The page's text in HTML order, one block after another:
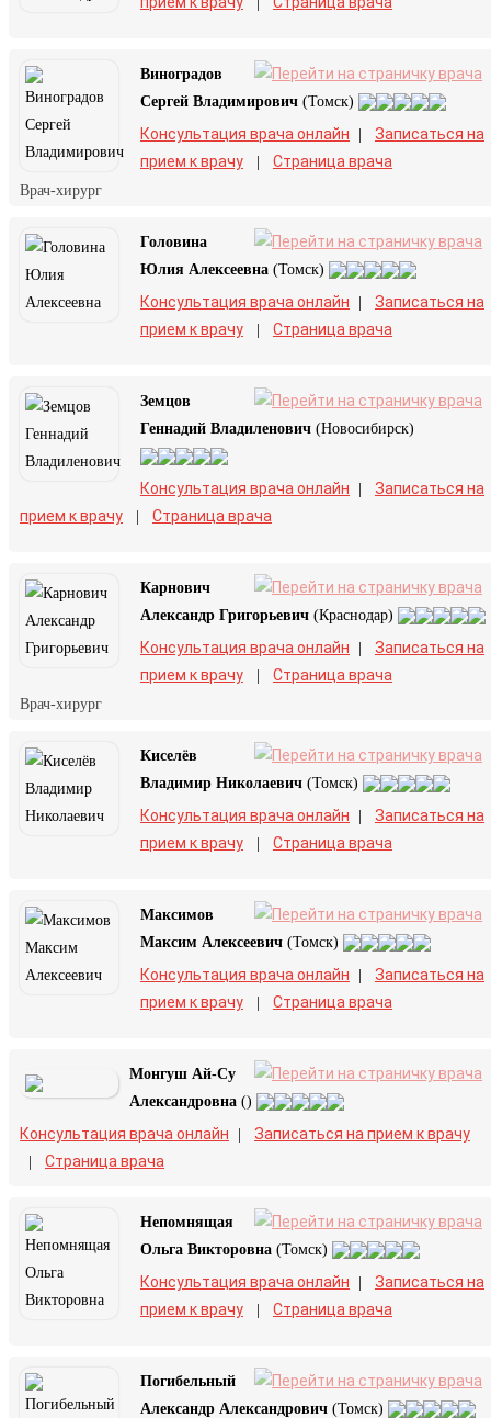
Виноградов
Сергей Владимирович (Томск)
Консультация врача онлайн | Записаться на
прием к врачу | Страница врача
Врач-хирург
Головина
Юлия Алексеевна (Томск)
Консультация врача онлайн | Записаться на
прием к врачу | Страница врача
Земцов
Геннадий Владиленович (Новосибирск)
Консультация врача онлайн | Записаться на
прием к врачу | Страница врача
Карнович
Александр Григорьевич (Краснодар)
Консультация врача онлайн | Записаться на
прием к врачу | Страница врача
Врач-хирург
Киселёв
Владимир Николаевич (Томск)
Консультация врача онлайн | Записаться на
прием к врачу | Страница врача
Максимов
Максим Алексеевич (Томск)
Консультация врача онлайн | Записаться на
прием к врачу | Страница врача
Монгуш Ай-Су
Александровна ()
Консультация врача онлайн | Записаться на прием к врачу
| Страница врача
Непомнящая
Ольга Викторовна (Томск)
Консультация врача онлайн | Записаться на
прием к врачу | Страница врача
Погибельный
Александр Александрович (Томск)